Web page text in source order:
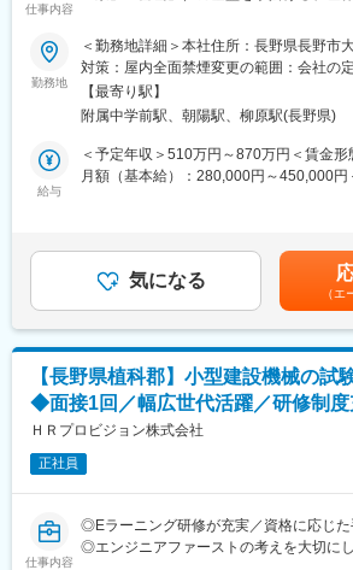
・借り上げ社宅制度：1LDK／2LDKの家
Kの独身寮（1～3万円程）で入居可。
・社内公募制の導入：キャリアを築くた
す。社内だけではなく、社外の研修の積
信教育などの選択肢も充実しています。
・育児休業からの職場復帰率100％/有給
を応用する事でHDD用サスペンションに
メーカーであり、グローバルシェアで約
また、幅広い製品ポートフォリオで、特
定性が魅力です。（同社の技術は自動車
導体製品、セキュリティー製品、スポー
連など様々な身近なところで活用されて
部品において今後電気自動車、ハイブリ
が移っていく中でも必ず必要とされる部
製品として有しています。
変更の範囲：会社の定める業務
仕事内容
■業務内容：
高多層プリント基板、半導体パッケージ
タッフとして、以下の管理業務を担当い
■業務詳細：
・製造ラインの工程進捗管理およびオペ
他）
・ISO監査対応（
・（コア基板製造部のみ）顧客対応業務
スマホ、パソコン、テレビなど、生活に
機器。その"心臓部分"にあたるのがプリン
や電気自動車、5G通信などの進化ととも
はますます高まっています。景気に左右
る安定した業界です。
■当社について：
FICTは、パーパスである「人と人、技術
りあう豊かな未来へ」の実現に向けて、
板」、「半導体関連基板」、「高精度加
勤務地
＜勤務地詳細＞本社住所：長野県長野市
対策：屋内全面禁煙変更の範囲：会社の
ワーク含む）
【最寄り駅】
附属中学前駅、朝陽駅、柳原駅(長野県)
給与
＜予定年収＞510万円～870万円＜賃金形
月額（基本給）：280,000円～450,000
金はあくまでも目安の金額であり、選考
があります。月給(月額)は固定手当を含め
気になる
（エ
【長野県植科郡】小型建設機械の試
◆面接1回／幅広世代活躍／研修制度
ＨＲプロビジョン株式会社
正社員
仕事内容
◎Eラーニング研修が充実／資格に応じた
◎エンジニアファーストの考えを大切に